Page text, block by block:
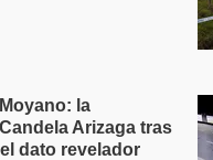
la
Arizaga tras
dato revelador